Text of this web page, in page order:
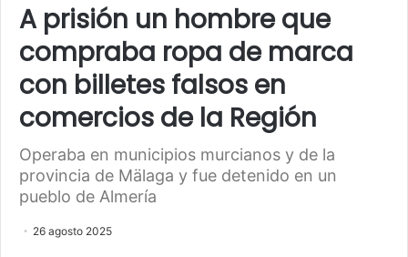
A prisión un hombre que
compraba ropa de marca
con billetes falsos en
comercios de la Región
Operaba en municipios murcianos y de la
provincia de Mälaga y fue detenido en un
pueblo de Almería
26 agosto 2025